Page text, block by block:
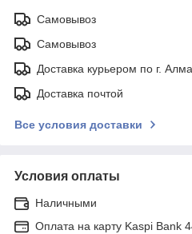
Самовывоз
Самовывоз
Доставка курьером по г.
Доставка почтой
Все условия доставки
Условия оплаты
Наличными
Оплата на карту Kaspi Bank